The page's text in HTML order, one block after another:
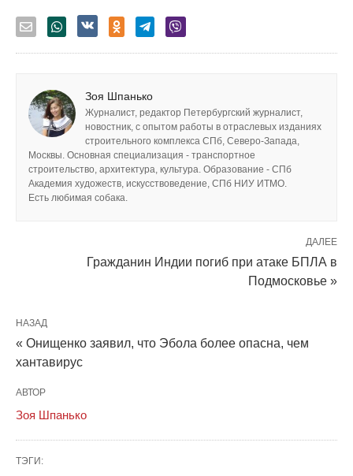
Зоя Шпанько
Журналист, редактор Петербургский журналист,
новостник, с опытом работы в отраслевых изданиях
строительного комплекса СПб, Северо-Запада,
Москвы. Основная специализация - транспортное
строительство, архитектура, культура. Образование - СПб
Академия художеств, искусствоведение, СПб НИУ ИТМО.
Есть любимая собака.
ДАЛЕЕ
Гражданин Индии погиб при атаке БПЛА в
Подмосковье »
НАЗАД
« Онищенко заявил, что Эбола более опасна, чем
хантавирус
АВТОР
Зоя Шпанько
ТЭГИ: